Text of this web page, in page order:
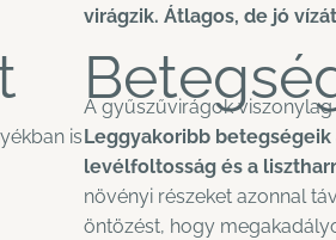
is
virágzik. Átlagos, de jó
A gyűszűvirágok
Leggyakoribb
levélfoltosság és a
növényi részeket azonnal
öntözést, hogy